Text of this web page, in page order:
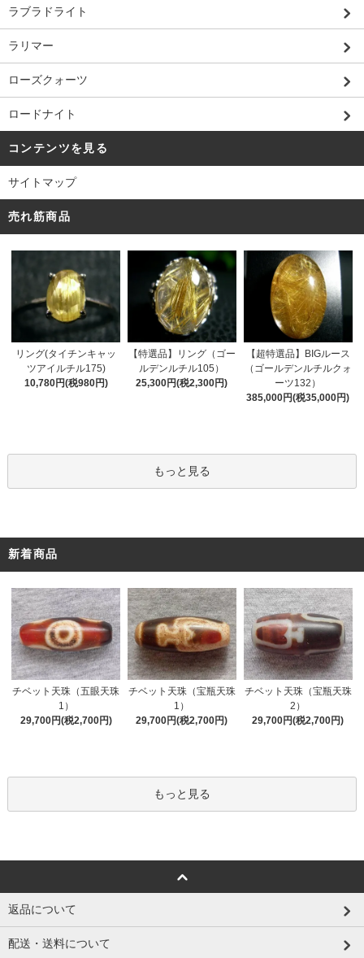
ラブラドライト
ラリマー
ローズクォーツ
ロードナイト
コンテンツを見る
サイトマップ
売れ筋商品
リング(タイチンキャッ
ツアイルチル175)
10,780円(税980円)
【特選品】リング（ゴー
ルデンルチル105）
25,300円(税2,300円)
【超特選品】BIGルース
（ゴールデンルチルクォ
ーツ132）
385,000円(税35,000円)
もっと見る
新着商品
チベット天珠（五眼天珠
1）
29,700円(税2,700円)
チベット天珠（宝瓶天珠
1）
29,700円(税2,700円)
チベット天珠（宝瓶天珠
2）
29,700円(税2,700円)
もっと見る
返品について
配送・送料について